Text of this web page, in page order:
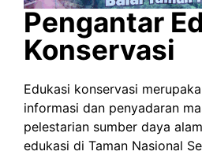
Pengantar
Konservasi
Edukasi konservasi
informasi dan penyadaran
pelestarian sumber daya
edukasi di Taman Nasional